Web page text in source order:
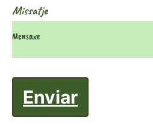
Missatje
Enviar